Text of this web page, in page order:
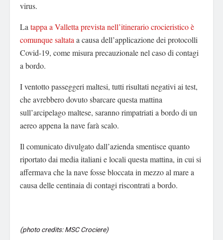
virus.
La tappa a Valletta prevista nell’itinerario crocieristico è
comunque saltata a causa dell’applicazione dei protocolli
Covid-19, come misura precauzionale nel caso di contagi
a bordo.
I ventotto passeggeri maltesi, tutti risultati negativi ai test,
che avrebbero dovuto sbarcare questa mattina
sull’arcipelago maltese, saranno rimpatriati a bordo di un
aereo appena la nave farà scalo.
Il comunicato divulgato dall’azienda smentisce quanto
riportato dai media italiani e locali questa mattina, in cui si
affermava che la nave fosse bloccata in mezzo al mare a
causa delle centinaia di contagi riscontrati a bordo.
(photo credits: MSC Crociere)